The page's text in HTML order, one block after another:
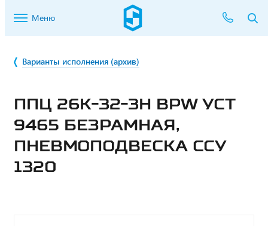
Меню
Варианты исполнения (архив)
ППЦ 26К-32-3Н BPW УСТ
9465 БЕЗРАМНАЯ,
ПНЕВМОПОДВЕСКА ССУ
1320